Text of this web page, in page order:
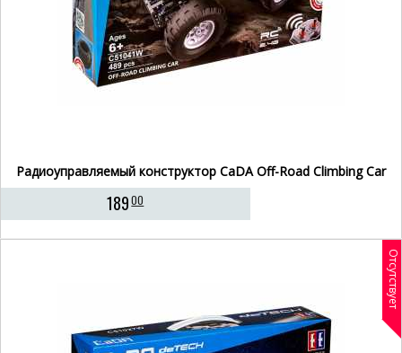
Радиоуправляемый конструктор CaDA Off-Road Climbing Car
18900
Отсутствует